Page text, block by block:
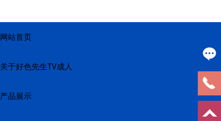
网站首页
关于好色先生TV成人
产品展示